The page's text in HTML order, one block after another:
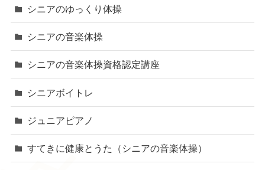
シニアのゆっくり体操
シニアの音楽体操
シニアの音楽体操資格認定講座
シニアボイトレ
ジュニアピアノ
すてきに健康とうた（シニアの音楽体操）